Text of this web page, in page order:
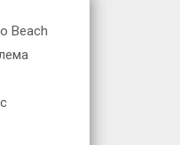
Beach